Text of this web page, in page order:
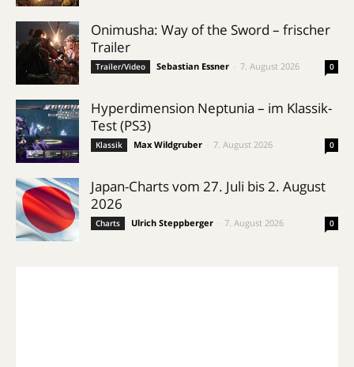
Onimusha: Way of the Sword – frischer
Trailer
Trailer/Video Sebastian Essner 7. August 2026 0
Hyperdimension Neptunia – im Klassik-
Test (PS3)
Klassik Max Wildgruber 7. August 2026 0
Japan-Charts vom 27. Juli bis 2. August
2026
Charts Ulrich Steppberger 7. August 2026 0